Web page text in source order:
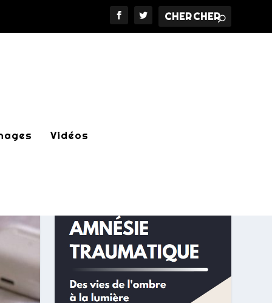
Vidéos